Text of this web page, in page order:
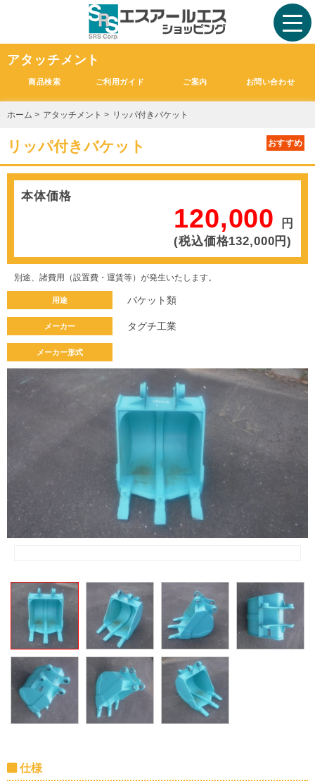
アタッチメント
商品検索 ご利用ガイド ご案内 お問い合わせ
ホーム > アタッチメント > リッパ付きバケット
リッパ付きバケット おすすめ
本体価格
120,000
円
(税込価格132,000円)
別途、諸費用（設置費・運賃等）が発生いたします。
用途 バケット類
メーカー タグチ工業
メーカー形式
仕様